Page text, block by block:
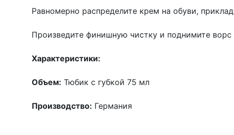
Равномерно распределите крем на обуви,
Произведите финишную чистку и поднимите
Характеристики:
Объем: Тюбик с губкой 75 мл
Производство: Германия